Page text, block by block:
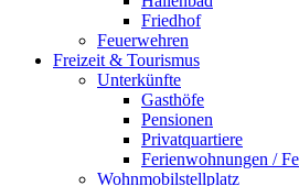
Friedhof
Feuerwehren
Freizeit & Tourismus
Unterkünfte
Gasthöfe
Pensionen
Privatquartiere
Ferienwohnungen /
Wohnmobilstellplatz